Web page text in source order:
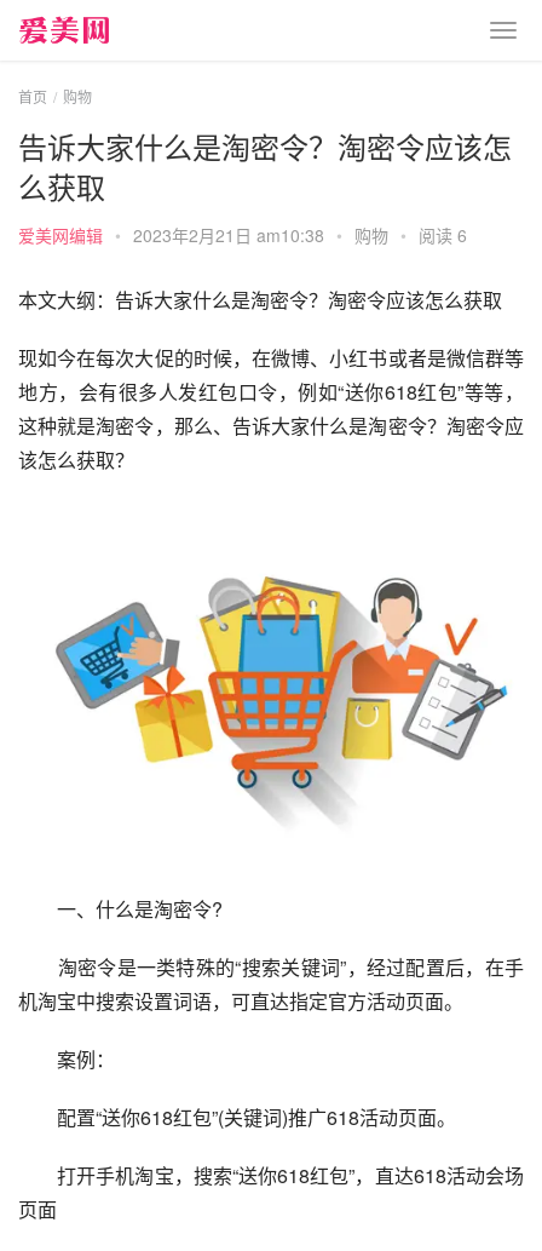
首页 购物
告诉大家什么是淘密令？淘密令应该怎
么获取
爱美网编辑 • 2023年2月21日 am10:38 • 购物 • 阅读 6
本文大纲：告诉大家什么是淘密令？淘密令应该怎么获取
现如今在每次大促的时候，在微博、小红书或者是微信群等
地方，会有很多人发红包口令，例如“送你618红包”等等，
这种就是淘密令，那么、告诉大家什么是淘密令？淘密令应
该怎么获取？
一、什么是淘密令?
淘密令是一类特殊的“搜索关键词”，经过配置后，在手
机淘宝中搜索设置词语，可直达指定官方活动页面。
案例：
配置“送你618红包”(关键词)推广618活动页面。
打开手机淘宝，搜索“送你618红包”，直达618活动会场
页面